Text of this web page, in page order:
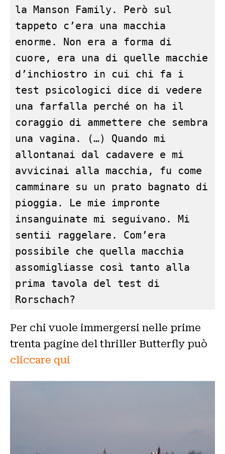
la Manson Family. Però sul
tappeto c’era una macchia
enorme. Non era a forma di
cuore, era una di quelle macchie
d’inchiostro in cui chi fa i
test psicologici dice di vedere
una farfalla perché on ha il
coraggio di ammettere che sembra
una vagina. (…) Quando mi
allontanai dal cadavere e mi
avvicinai alla macchia, fu come
camminare su un prato bagnato di
pioggia. Le mie impronte
insanguinate mi seguivano. Mi
sentii raggelare. Com’era
possibile che quella macchia
assomigliasse così tanto alla
prima tavola del test di
Rorschach?
Per chi vuole immergersi nelle prime
trenta pagine del thriller Butterfly può
cliccare qui